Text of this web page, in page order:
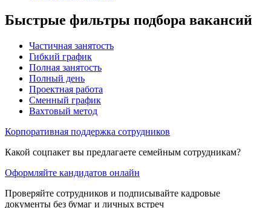
Быстрые фильтры подбора вакансий
Частичная занятость
Гибкий график
Полная занятость
Полный день
Проектная работа
Сменный график
Вахтовый метод
Корпоративная поддержка сотрудников
Какой соцпакет вы предлагаете семейным сотрудникам?
Оформляйте кандидатов онлайн
Проверяйте сотрудников и подписывайте кадровые
документы без бумаг и личных встреч